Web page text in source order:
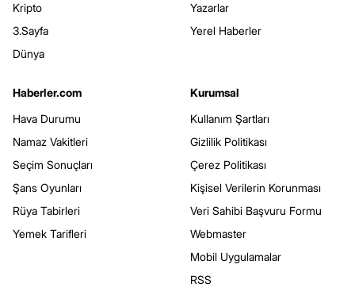
Kripto
3.Sayfa
Dünya
Yazarlar
Yerel Haberler
Haberler.com
Hava Durumu
Namaz Vakitleri
Seçim Sonuçları
Şans Oyunları
Rüya Tabirleri
Yemek Tarifleri
Kurumsal
Kullanım Şartları
Gizlilik Politikası
Çerez Politikası
Kişisel Verilerin Korunması
Veri Sahibi Başvuru Formu
Webmaster
Mobil Uygulamalar
RSS